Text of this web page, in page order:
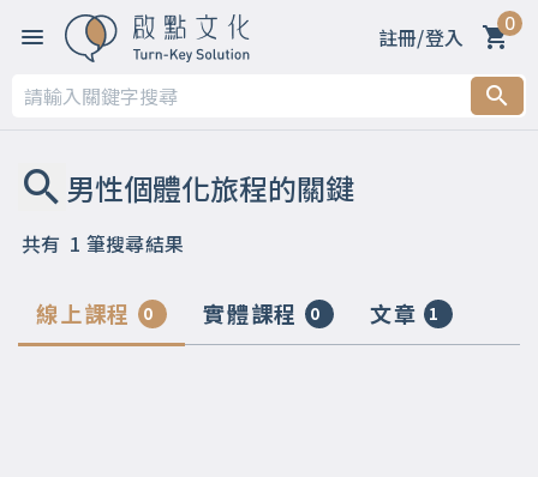
註冊/登入 0
共有 1 筆搜尋結果
線上課程 0 實體課程 0 文章 1